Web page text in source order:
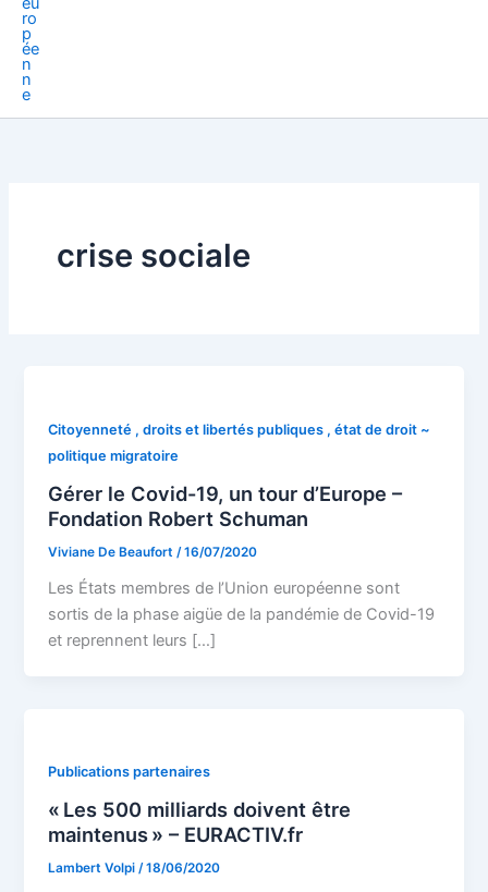
crise sociale
Citoyenneté , droits et libertés publiques , état de droit ~
politique migratoire
Gérer le Covid-19, un tour d’Europe –
Fondation Robert Schuman
Viviane De Beaufort /16/07/2020
Les États membres de l’Union européenne sont
sortis de la phase aigüe de la pandémie de Covid-19
et reprennent leurs […]
Publications partenaires
« Les 500 milliards doivent être
maintenus » – EURACTIV.fr
Lambert Volpi/18/06/2020